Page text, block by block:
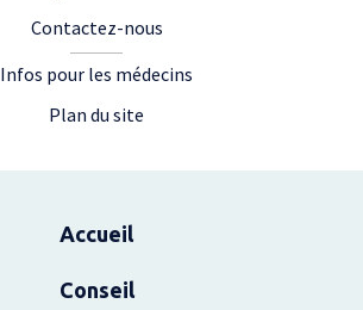
Contactez-nous
Infos pour les médecins
Plan du site
Accueil
Conseil